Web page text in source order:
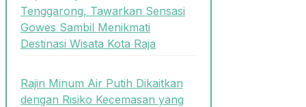
Tenggarong, Tawarkan Sensasi
Gowes Sambil Menikmati
Destinasi Wisata Kota Raja
Rajin Minum Air Putih Dikaitkan
dengan Risiko Kecemasan yang